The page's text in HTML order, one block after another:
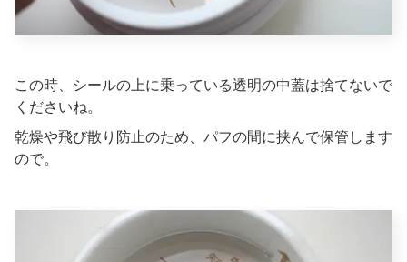
この時、シールの上に乗っている透明の中蓋は捨てないで
くださいね。
乾燥や飛び散り防止のため、パフの間に挟んで保管します
ので。